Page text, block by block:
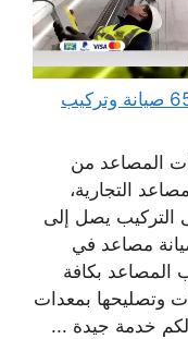
صيانة مصاعد في الكويت 65542233 صيانة وتركيب
المصاعد من
التجارية،
التركيب يصل إلى
مصاعد في
المصاعد بكافة
وتصليحها بمعدات
لكم خدمة جيدة ...